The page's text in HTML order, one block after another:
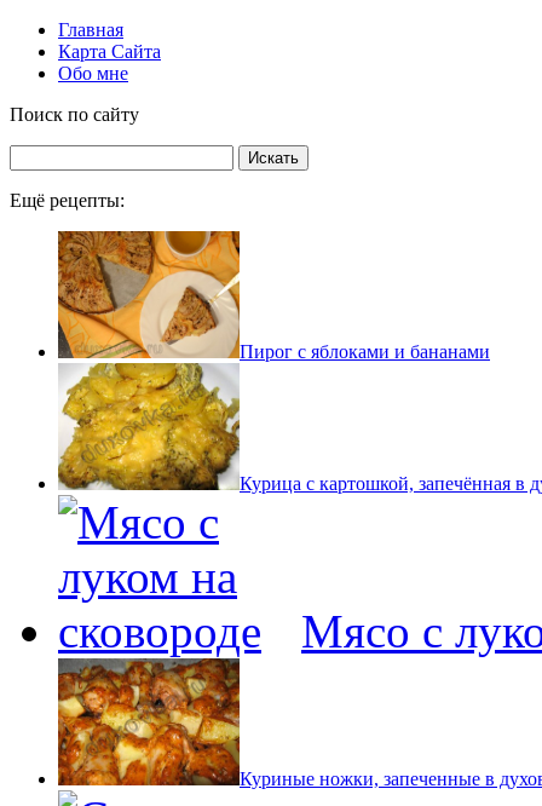
Главная
Карта Сайта
Обо мне
Поиск по сайту
Ещё рецепты:
Пирог с яблоками и бананами
Курица с картошкой, запечённая в
Мясо с
Куриные ножки, запеченные в